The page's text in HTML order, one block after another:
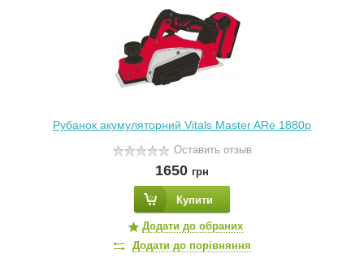
Рубанок акумуляторний Vitals Master ARe 1880p
Оставить отзыв
1650 грн
Купити
Додати до обраних
Додати до порівняння